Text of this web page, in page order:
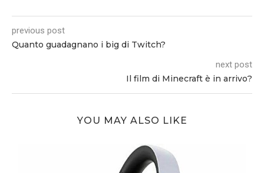
previous post
Quanto guadagnano i big di Twitch?
next post
Il film di Minecraft è in arrivo?
YOU MAY ALSO LIKE